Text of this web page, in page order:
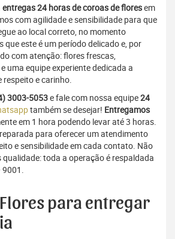
entregas 24 horas de coroas de floresem
com agilidade e sensibilidade para que
ao local correto, no momento
que este é um período delicado e, por
com atenção: flores frescas,
uma equipe experiente dedicada a
e carinho.
3003-5053e fale com nossa equipe24
também se desejar! Entregamos
em 1 hora podendo levar até 3 horas.
para oferecer um atendimento
e sensibilidade em cada contato. Não
toda a operação é respaldada
9001.
para entregar